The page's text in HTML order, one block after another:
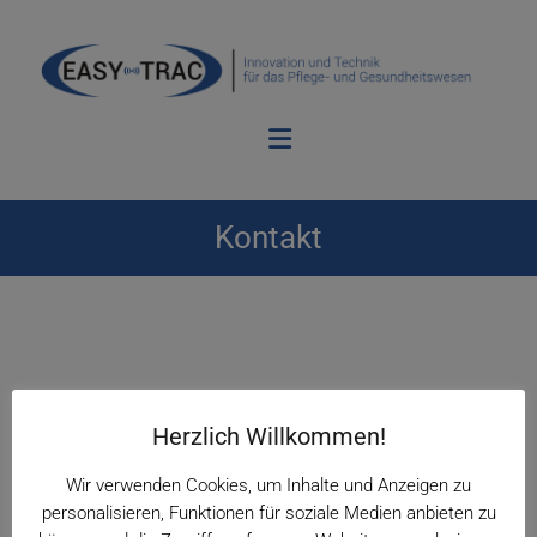
Kontakt
1.A Connect GmbH
Herzlich Willkommen!
Wir verwenden Cookies, um Inhalte und Anzeigen zu
personalisieren, Funktionen für soziale Medien anbieten zu